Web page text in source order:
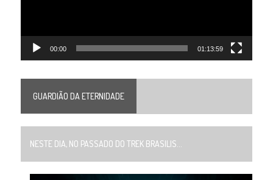
00:00 01:13:59
GUARDIÃO DA ETERNIDADE
NESTE DIA, NO PASSADO DO TREK BRASILIS...